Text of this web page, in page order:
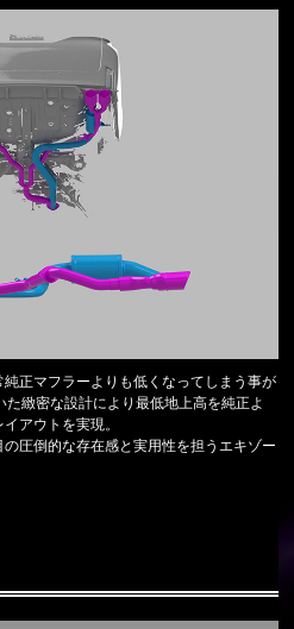
正マフラーよりも低くなってしまう事が
緻密な設計により最低地上高を純正よ
アウトを実現。
圧倒的な存在感と実用性を担うエキゾー